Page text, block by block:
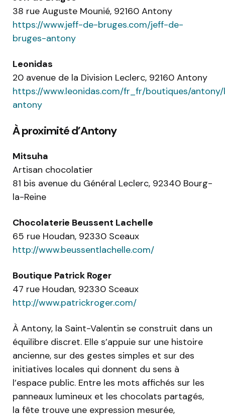
38 rue Auguste Mounié, 92160 Antony
https://www.jeff-de-bruges.com/jeff-de-
bruges-antony
Leonidas
20 avenue de la Division Leclerc, 92160 Antony
https://www.leonidas.com/fr_fr/boutiques/
antony
À proximité d’Antony
Mitsuha
Artisan chocolatier
81 bis avenue du Général Leclerc, 92340 Bourg-
la-Reine
Chocolaterie Beussent Lachelle
65 rue Houdan, 92330 Sceaux
http://www.beussentlachelle.com/
Boutique Patrick Roger
47 rue Houdan, 92330 Sceaux
http://www.patrickroger.com/
À Antony, la Saint-Valentin se construit dans un
équilibre discret. Elle s’appuie sur une histoire
ancienne, sur des gestes simples et sur des
initiatives locales qui donnent du sens à
l’espace public. Entre les mots affichés sur les
panneaux lumineux et les chocolats partagés,
la fête trouve une expression mesurée,